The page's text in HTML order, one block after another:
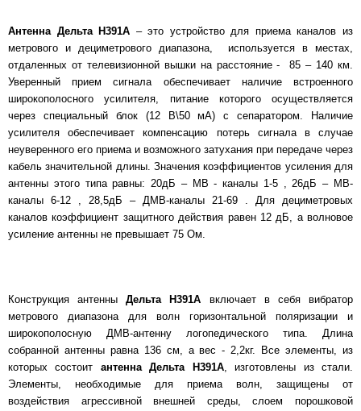
Антенна Дельта Н391А – это устройство для приема каналов из
метрового и дециметрового диапазона, используется в местах,
отдаленных от телевизионной вышки на расстояние - 85 – 140 км.
Уверенный прием сигнала обеспечивает наличие встроенного
широкополосного усилителя, питание которого осуществляется
через специальный блок (12 В\50 мА) с сепаратором. Наличие
усилителя обеспечивает компенсацию потерь сигнала в случае
неуверенного его приема и возможного затухания при передаче через
кабель значительной длины. Значения коэффициентов усиления для
антенны этого типа равны: 20дБ – МВ - каналы 1-5 , 26дБ – МВ-
каналы 6-12 , 28,5дБ – ДМВ-каналы 21-69 . Для дециметровых
каналов коэффициент защитного действия равен 12 дБ, а волновое
усиление антенны не превышает 75 Ом.
Конструкция антенны Дельта Н391А включает в себя вибратор
метрового диапазона для волн горизонтальной поляризации и
широкополосную ДМВ-антенну логопедического типа. Длина
собранной антенны равна 136 см, а вес - 2,2кг. Все элементы, из
которых состоит антенна Дельта Н391А, изготовлены из стали.
Элементы, необходимые для приема волн, защищены от
воздействия агрессивной внешней среды, слоем порошковой